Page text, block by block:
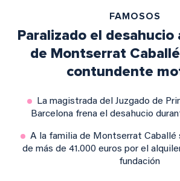
FAMOSOS
Paralizado el desahucio
de Montserrat
contundente
La magistrada del Juzgado de
Barcelona frena el desahucio
A la familia de Montserrat Caballé
de más de 41.000 euros por el
fundación